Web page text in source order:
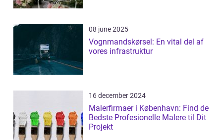
08 june 2025
Vognmandskørsel: En vital del af
vores infrastruktur
16 december 2024
Malerfirmaer i København: Find de
Bedste Profesionelle Malere til Dit
Projekt